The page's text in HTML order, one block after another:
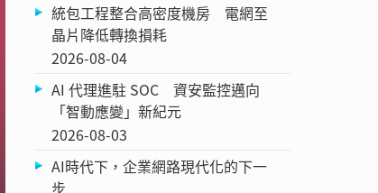
統包工程整合高密度機房 電網至
晶片降低轉換損耗
2026-08-04
AI 代理進駐 SOC 資安監控邁向
「智動應變」新紀元
2026-08-03
AI時代下，企業網路現代化的下一
步